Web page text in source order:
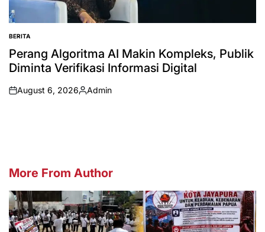
POSTED
IN
BERITA
Perang Algoritma AI Makin Kompleks, Publik
Diminta Verifikasi Informasi Digital
on
August 6, 2026
Posted
Admin
More From Author